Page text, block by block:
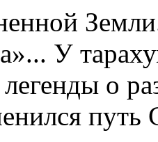
У
о
путь